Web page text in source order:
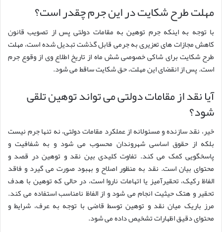
مهلت طرح شکایت در این جرم چقدر است؟
با توجه به اینکه جرم توهین به مقامات دولتی پس از تصویب قانون
کاهش مجازات های تعزیری به جرمی قابل گذشت تبدیل شده است، مهلت
طرح شکایت برای شاکی خصوصی شش ماه از تاریخ اطلاع وی از وقوع جرم
است. پس از انقضای این مهلت، حق شکایت ساقط می شود.
آیا نقد از مقامات دولتی می تواند توهین تلقی
شود؟
خیر، نقد سازنده و مسئولانه از عملکرد مقامات دولتی، نه تنها جرم نیست
بلکه از حقوق اساسی شهروندان محسوب می شود و به شفافیت و
پاسخگویی کمک می کند. تفاوت کلیدی بین نقد و توهین در قصد و
محتوای بیان است. نقد به منظور اصلاح و بهبود صورت می گیرد و فاقد
الفاظ رکیک، تحقیرآمیز یا اتهامات ناروا است، در حالی که توهین با هدف
تحقیر و هتک حیثیت انجام می شود و از الفاظ نامناسب استفاده می کند.
مرز باریک میان نقد و توهین توسط قاضی با توجه به عرف، شرایط و
محتوای دقیق اظهارات تشخیص داده می شود.